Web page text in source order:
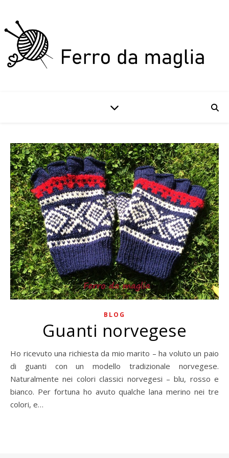
BLOG
Guanti norvegese
Ho ricevuto una richiesta da mio marito – ha voluto un paio
di guanti con un modello tradizionale norvegese.
Naturalmente nei colori classici norvegesi – blu, rosso e
bianco. Per fortuna ho avuto qualche lana merino nei tre
colori, e…